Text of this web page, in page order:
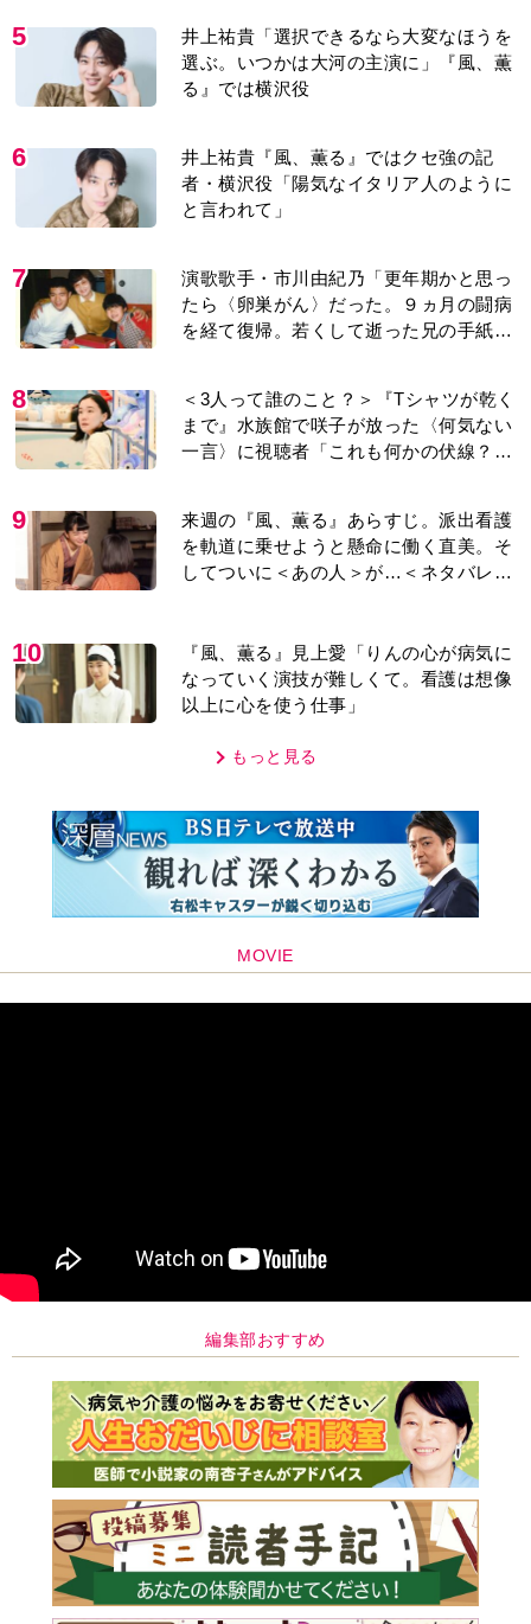
5
井上祐貴「選択できるなら大変なほうを
選ぶ。いつかは大河の主演に」『風、薫
る』では横沢役
6
井上祐貴『風、薫る』ではクセ強の記
者・横沢役「陽気なイタリア人のように
と言われて」
7
演歌歌手・市川由紀乃「更年期かと思っ
たら〈卵巣がん〉だった。９ヵ月の闘病
を経て復帰。若くして逝った兄の手紙を
8
＜3人って誰のこと？＞『Tシャツが乾く
まで』水族館で咲子が放った〈何気ない
一言〉に視聴者「これも何かの伏線？」
9
来週の『風、薫る』あらすじ。派出看護
を軌道に乗せようと懸命に働く直美。そ
してついに＜あの人＞が…＜ネタバレあ
10
『風、薫る』見上愛「りんの心が病気に
なっていく演技が難しくて。看護は想像
以上に心を使う仕事」
もっと見る
MOVIE
編集部おすすめ